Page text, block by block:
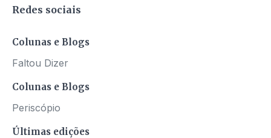
Redes sociais
Colunas e Blogs
Faltou Dizer
Colunas e Blogs
Periscópio
Últimas edições